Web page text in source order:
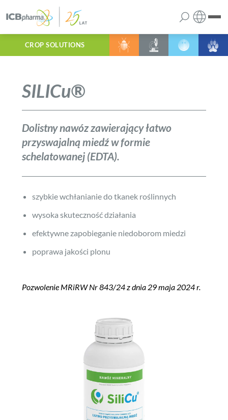
usługi
kariera
Polski
CROP SOLUTIONS
SILICu®
Dolistny nawóz zawierający łatwo
przyswajalną miedź w formie
schelatowanej (EDTA).
szybkie wchłanianie do tkanek roślinnych
wysoka skuteczność działania
efektywne zapobieganie niedoborom miedzi
poprawa jakości plonu
Pozwolenie MRiRW Nr 843/24 z dnia 29 maja 2024 r.